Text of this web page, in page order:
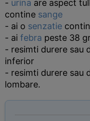
- urina are aspect
contine sange
- ai o senzatie
- ai febra peste 38
- resimti durere sau
inferior
- resimti durere sau
lombare.